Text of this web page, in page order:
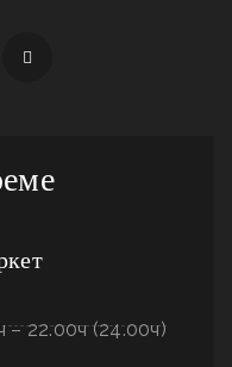
– 22.00ч (24.00ч)